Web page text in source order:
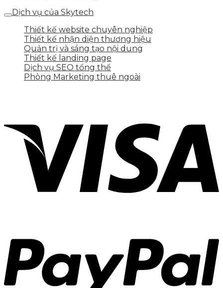
Dịch vụ của Skytech
Thiết kế website chuyên nghiệp
Thiết kế nhận diện thương hiệu
Quản trị và sáng tạo nội dung
Thiết kế landing page
Dịch vụ SEO tổng thể
Phòng Marketing thuê ngoài